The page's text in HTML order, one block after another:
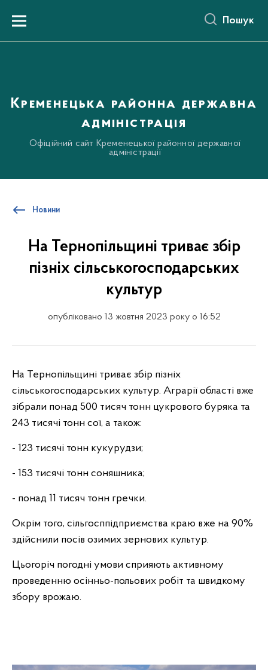
вмістуMenu Пошук
Кременецька районна державна
адміністрація
Офіційний сайт Кременецької районної державної
адміністрації
Новини
На Тернопільщині триває збір
пізніх сільськогосподарських
культур
опубліковано 13 жовтня 2023 року о 16:52
На Тернопільщині триває збір пізніх
сільськогосподарських культур. Аграрії області вже
зібрали понад 500 тисяч тонн цукрового буряка та
243 тисячі тонн сої, а також:
- 123 тисячі тонн кукурудзи;
- 153 тисячі тонн соняшника;
- понад 11 тисяч тонн гречки.
Окрім того, сільгосппідприємства краю вже на 90%
здійснили посів озимих зернових культур.
Цьогоріч погодні умови сприяють активному
проведенню осінньо-польових робіт та швидкому
збору врожаю.